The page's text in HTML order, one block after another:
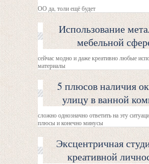
ОО да, толи ещё будет
Использование
мебельной
сейчас модно и даже креативно любые
материалы
5 плюсов наличия
улицу в ванной
сложно однозначно ответить на эту
плюсы и конечно минусы
Эксцентричная
креативной